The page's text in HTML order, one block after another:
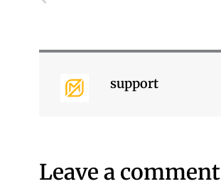
support
Leave a comment